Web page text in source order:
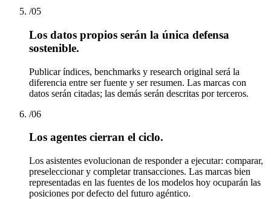
/05
Los datos propios serán la única defensa
sostenible.
Publicar índices, benchmarks y research original será la
diferencia entre ser fuente y ser resumen. Las marcas con
datos serán citadas; las demás serán descritas por terceros.
/06
Los agentes cierran el ciclo.
Los asistentes evolucionan de responder a ejecutar: comparar,
preseleccionar y completar transacciones. Las marcas bien
representadas en las fuentes de los modelos hoy ocuparán las
posiciones por defecto del futuro agéntico.